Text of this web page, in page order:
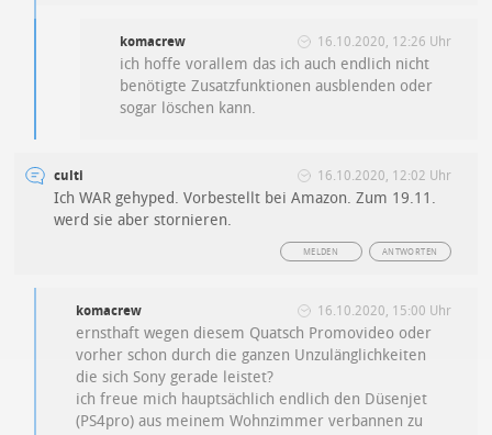
komacrew 16.10.2020, 12:26 Uhr
ich hoffe vorallem das ich auch endlich nicht
benötigte Zusatzfunktionen ausblenden oder
sogar löschen kann.
culti 16.10.2020, 12:02 Uhr
Ich WAR gehyped. Vorbestellt bei Amazon. Zum 19.11.
werd sie aber stornieren.
ANTWORTEN
MELDEN
komacrew 16.10.2020, 15:00 Uhr
ernsthaft wegen diesem Quatsch Promovideo oder
vorher schon durch die ganzen Unzulänglichkeiten
die sich Sony gerade leistet?
ich freue mich hauptsächlich endlich den Düsenjet
(PS4pro) aus meinem Wohnzimmer verbannen zu